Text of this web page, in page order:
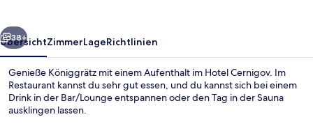
Weiter
38+
ÜbersichtZimmerLageRichtlinien
Genieße Königgrätz mit einem Aufenthalt im Hotel Cernigov. Im
Restaurant kannst du sehr gut essen, und du kannst sich bei einem
Drink in der Bar/Lounge entspannen oder den Tag in der Sauna
ausklingen lassen.